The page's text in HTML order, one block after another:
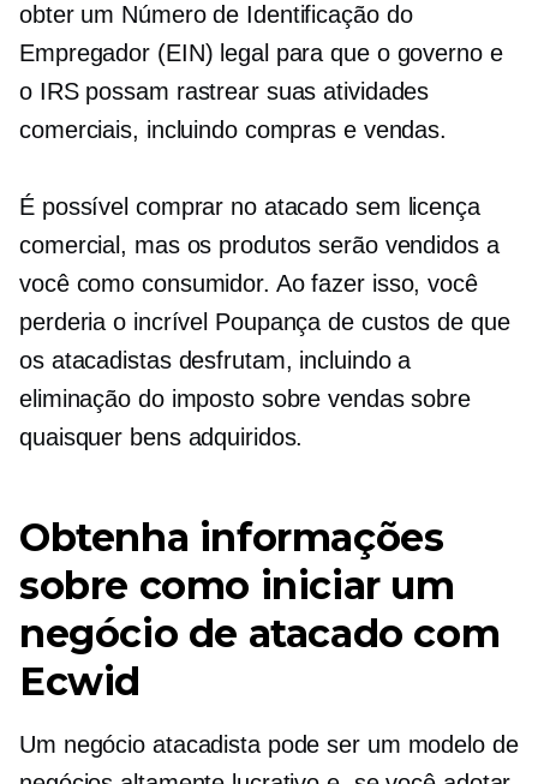
obter um Número de Identificação do
Empregador (EIN) legal para que o governo e
o IRS possam rastrear suas atividades
comerciais, incluindo compras e vendas.
É possível comprar no atacado sem licença
comercial, mas os produtos serão vendidos a
você como consumidor. Ao fazer isso, você
perderia o incrível Poupança de custos de que
os atacadistas desfrutam, incluindo a
eliminação do imposto sobre vendas sobre
quaisquer bens adquiridos.
Obtenha informações
sobre como iniciar um
negócio de atacado com
Ecwid
Um negócio atacadista pode ser um modelo de